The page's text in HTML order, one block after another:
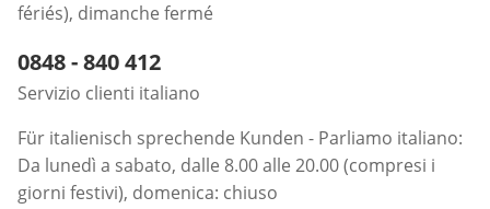
fériés), dimanche fermé
Telefonnummer:
0848 - 840 412
Servizio clienti italiano
Für italienisch sprechende Kunden - Parliamo italiano:
Da lunedì a sabato, dalle 8.00 alle 20.00 (compresi i
giorni festivi), domenica: chiuso